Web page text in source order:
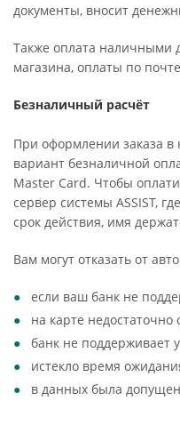
документы, вносит
Также оплата наличными
магазина, оплаты по
Безналичный расчёт
При оформлении заказа
вариант безналичной
Master Card. Чтобы
сервер системы ASSIST,
срок действия, имя
Вам могут отказать от
если ваш банк не
на карте недостаточно
банк не поддерживает
истекло время
в данных была